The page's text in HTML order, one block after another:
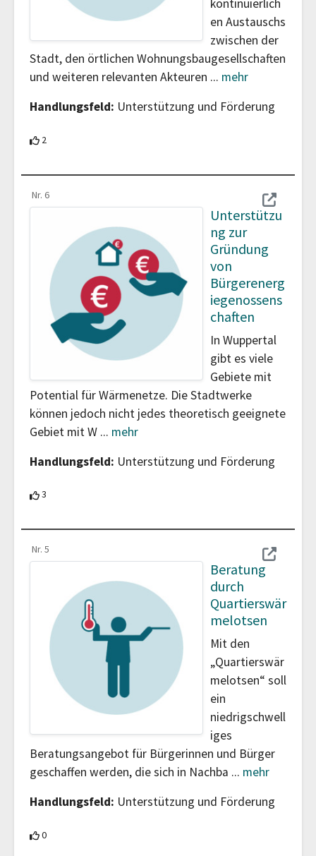
kontinuierlich
en Austauschs
zwischen der
Stadt, den örtlichen Wohnungsbaugesellschaften
und weiteren relevanten Akteuren ... mehr
Handlungsfeld: Unterstützung und Förderung
2
Nr. 6
Unterstützu
ng zur
Gründung
von
Bürgerenerg
iegenossens
chaften
In Wuppertal
gibt es viele
Gebiete mit
Potential für Wärmenetze. Die Stadtwerke
können jedoch nicht jedes theoretisch geeignete
Gebiet mit W ... mehr
Handlungsfeld: Unterstützung und Förderung
3
Nr. 5
Beratung
durch
Quartierswär
melotsen
Mit den
„Quartierswär
melotsen“ soll
ein
niedrigschwell
iges
Beratungsangebot für Bürgerinnen und Bürger
geschaffen werden, die sich in Nachba ... mehr
Handlungsfeld: Unterstützung und Förderung
00 Teilnehmende unterstützen diesen Beitrag